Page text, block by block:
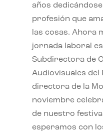
años
profesión que
las cosas. Ahora
jornada laboral
Subdirectora de
Audiovisuales del
directora de la
noviembre
de nuestro
esperamos con